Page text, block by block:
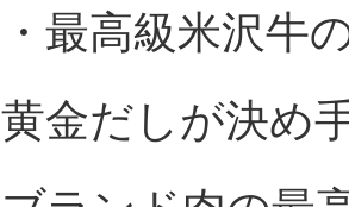
・最高級米沢
黄金だしが決め